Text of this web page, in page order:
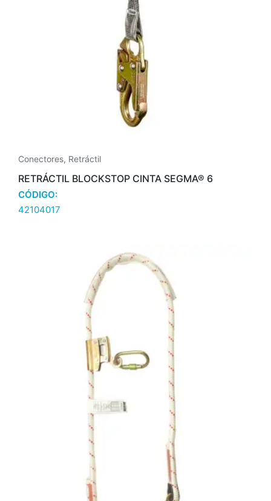
Conectores, Retráctil
RETRÁCTIL BLOCKSTOP CINTA SEGMA® 6
CÓDIGO:
42104017